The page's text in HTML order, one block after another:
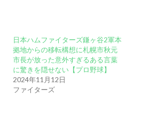
日本ハムファイターズ鎌ヶ谷2軍本
拠地からの移転構想に札幌市秋元
市長が放った意外すぎるある言葉
に驚きを隠せない【プロ野球】
2024年11月12日
ファイターズ